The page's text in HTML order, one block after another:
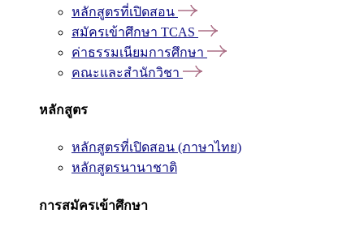
หลักสูตรที่เปิดสอน
สมัครเข้าศึกษา TCAS
ค่าธรรมเนียมการศึกษา
คณะและสำนักวิชา
หลักสูตร
หลักสูตรที่เปิดสอน (ภาษาไทย)
หลักสูตรนานาชาติ
การสมัครเข้าศึกษา